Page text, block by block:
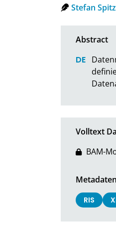
Stefan
Volltext
BAM-
RIS